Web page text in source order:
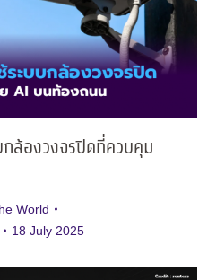
กล้องวงจรปิดที่ควบคุม
World
18 July 2025